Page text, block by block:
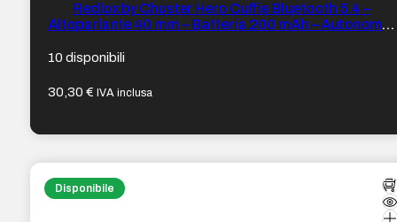
Redlox by Chuster Hero Cuffie Bluetooth 5.4 –
Altoparlante 40 mm – Batteria 200 mAh – Autonomia
10 disponibili
30,30€ IVA inclusa
Disponibile